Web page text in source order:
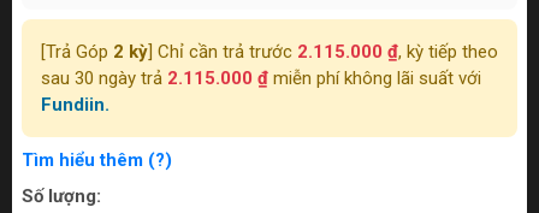
[Trả Góp 2 kỳ ] Chỉ cần trả trước 2.115.000 ₫, kỳ tiếp theo
sau 30 ngày trả 2.115.000 ₫ miễn phí không lãi suất với
Fundiin.
Tìm hiểu thêm (?)
Số lượng: